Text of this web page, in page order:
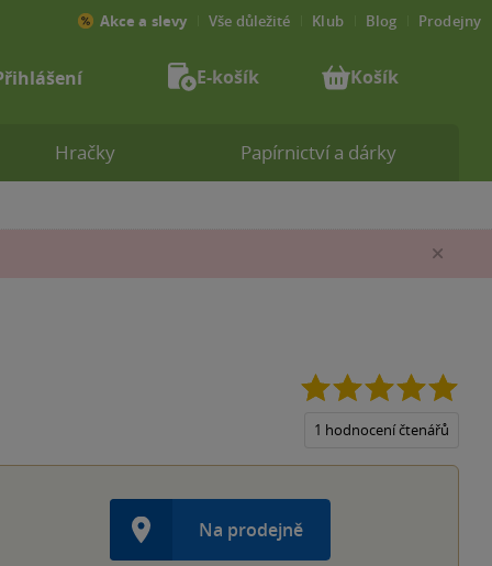
1 hodnocení čtenářů
Na prodejně
Hračky Papírnictví a dárky
Akce a slevy Vše důležité Klub Blog Prodejny
E-košík Košík